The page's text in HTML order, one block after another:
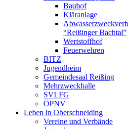
Bauhof
Kläranlage
“Reißinger Bachtal”
Wertstoffhof
Feuerwehren
BITZ
Jugendheim
Gemeindesaal Reißing
Mehrzweckhalle
SVLFG
ÖPNV
Leben in Oberschneiding
Vereine und Verbände